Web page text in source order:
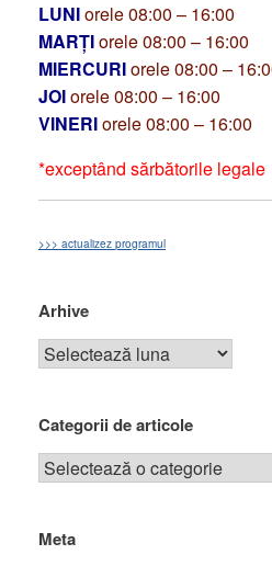
LUNIorele 08:00 – 16:00
MARȚIorele 08:00 – 16:00
MIERCURIorele 08:00 –
JOIorele 08:00 – 16:00
VINERIorele 08:00 – 16:00
*exceptând sărbătorile legale
>>> actualizez programul
Arhive
Categorii de articole
Meta